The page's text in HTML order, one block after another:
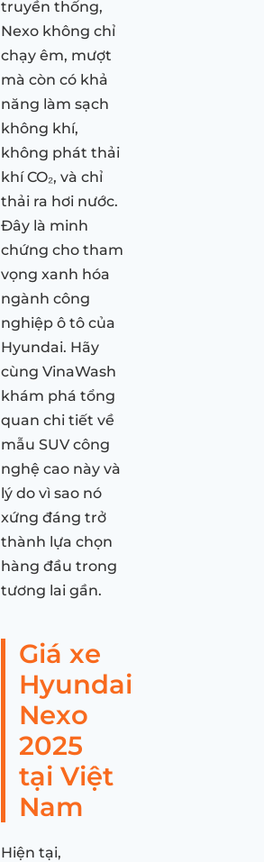
truyền thống,
Nexo không chỉ
chạy êm, mượt
mà còn có khả
năng làm sạch
không khí,
không phát thải
khí CO₂, và chỉ
thải ra hơi nước.
Đây là minh
chứng cho tham
vọng xanh hóa
ngành công
nghiệp ô tô của
Hyundai. Hãy
cùng VinaWash
khám phá tổng
quan chi tiết về
mẫu SUV công
nghệ cao này và
lý do vì sao nó
xứng đáng trở
thành lựa chọn
hàng đầu trong
tương lai gần.
Giá xe
Hyundai
Nexo
2025
tại Việt
Nam
Hiện tại,